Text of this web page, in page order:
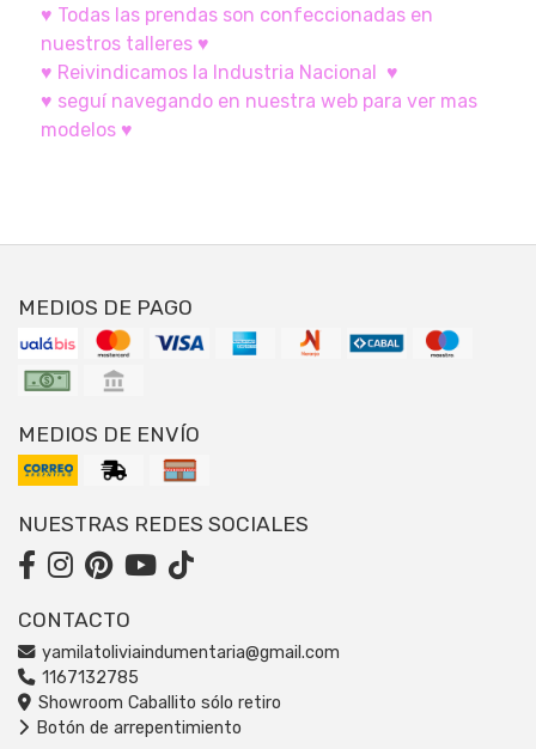
♥ Todas las prendas son confeccionadas en
nuestros talleres ♥
♥ Reivindicamos la Industria Nacional ♥
♥ seguí navegando en nuestra web para ver mas
modelos ♥
MEDIOS DE PAGO
MEDIOS DE ENVÍO
NUESTRAS REDES SOCIALES
CONTACTO
yamilatoliviaindumentaria@gmail.com
1167132785
Showroom Caballito sólo retiro
Botón de arrepentimiento